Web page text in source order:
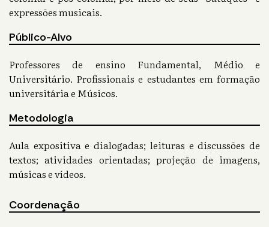
expressões musicais.
Público-Alvo
Professores de ensino Fundamental, Médio e
Universitário. Profissionais e estudantes em formação
universitária e Músicos.
Metodologia
Aula expositiva e dialogadas; leituras e discussões de
textos; atividades orientadas; projeção de imagens,
músicas e vídeos.
Coordenação